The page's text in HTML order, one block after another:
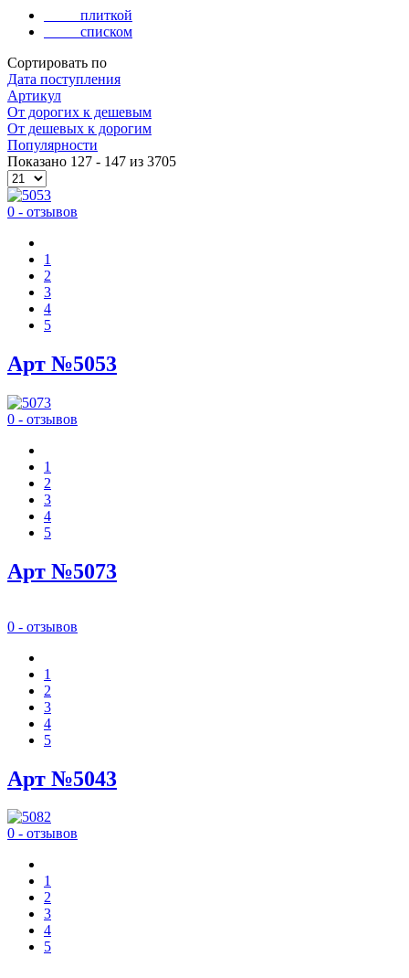
плиткой
списком
Сортировать по
Дата поступления
Артикул
Oт дорогих к дешевым
От дешевых к дорогим
Популярности
Показано 127 - 147 из 3705
0 - отзывов
1
2
3
4
5
Арт №5053
0 - отзывов
1
2
3
4
5
Арт №5073
0 - отзывов
1
2
3
4
5
Арт №5043
0 - отзывов
1
2
3
4
5